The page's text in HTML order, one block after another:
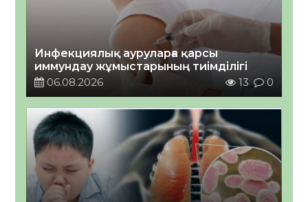
Инфекциялық ауруларға қарсы
иммундау жұмыстарының тиімділігі
06.08.2026
13 0